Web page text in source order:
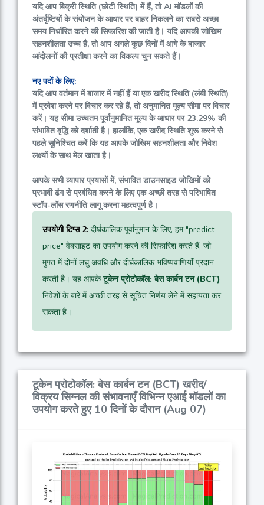
यदि आप बिक्री स्थिति (छोटी स्थिति) में हैं, तो AI मॉडलों की
अंतर्दृष्टियों के संयोजन के आधार पर बाहर निकलने का सबसे अच्छा
समय निर्धारित करने की सिफारिश की जाती है। यदि आपकी जोखिम
सहनशीलता उच्च है, तो आप अगले कुछ दिनों में आगे के बाजार
आंदोलनों की प्रतीक्षा करने का विकल्प चुन सकते हैं।
नए पदों के लिए:
यदि आप वर्तमान में बाजार में नहीं हैं या एक खरीद स्थिति (लंबी स्थिति)
में प्रवेश करने पर विचार कर रहे हैं, तो अनुमानित मूल्य सीमा पर विचार
करें। यह सीमा उच्चतम पूर्वानुमानित मूल्य के आधार पर 23.29% की
संभावित वृद्धि को दर्शाती है। हालांकि, एक खरीद स्थिति शुरू करने से
पहले सुनिश्चित करें कि यह आपके जोखिम सहनशीलता और निवेश
लक्ष्यों के साथ मेल खाता है।
आपके सभी व्यापार प्रयासों में, संभावित डाउनसाइड जोखिमों को
प्रभावी ढंग से प्रबंधित करने के लिए एक अच्छी तरह से परिभाषित
स्टॉप-लॉस रणनीति लागू करना महत्वपूर्ण है।
उपयोगी टिप्स 2: दीर्घकालिक पूर्वानुमान के लिए, हम "predict-
price" वेबसाइट का उपयोग करने की सिफारिश करते हैं, जो
मुफ्त में दोनों लघु अवधि और दीर्घकालिक भविष्यवाणियाँ प्रदान
करती है। यह आपकेटूकेन प्रोटोकॉल: बेस कार्बन टन (BCT)
निवेशों के बारे में अच्छी तरह से सूचित निर्णय लेने में सहायता कर
सकता है।
टूकेन प्रोटोकॉल: बेस कार्बन टन (BCT) खरीद/
विक्रय सिग्नल की संभावनाएँ विभिन्न एआई मॉडलों का
उपयोग करते हुए 10 दिनों के दौरान (Aug 07)